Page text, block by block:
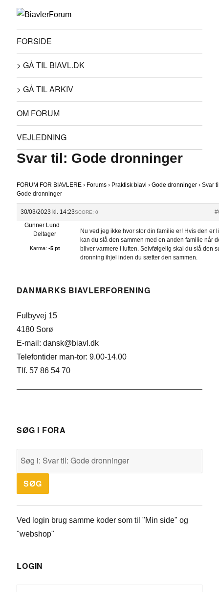
FORSIDE
> GÅ TIL BIAVL.DK
> GÅ TIL ARKIV
OM FORUM
VEJLEDNING
Svar til: Gode dronninger
FORUM FOR BIAVLERE › Forums › Praktisk biavl › Gode dronninger › Svar
Gode dronninger
30/03/2023 kl. 14:23SCORE: 0
Gunner Lund
Deltager
Karma: -5 pt
Nu ved jeg ikke hvor stor din familie er! Hvis den er
kan du slå den sammen med en anden familie når
bliver varmere i luften. Selvfølgelig skal du slå den
dronning ihjel inden du sætter den sammen.
DANMARKS BIAVLERFORENING
Fulbyvej 15
4180 Sorø
E-mail: dansk@biavl.dk
Telefontider man-tor: 9.00-14.00
Tlf. 57 86 54 70
SØG I FORA
Ved login brug samme koder som til "Min side" og
"webshop"
LOGIN